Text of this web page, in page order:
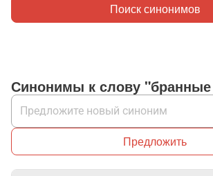
Поиск синонимов
Синонимы к слову
Предложить